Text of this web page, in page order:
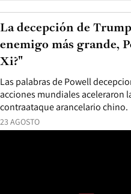
23 AGOSTO
Las palabras de Powell
acciones mundiales aceleraron
contraataque arancelario chino.
La decepción de
enemigo más grande,
Xi?"